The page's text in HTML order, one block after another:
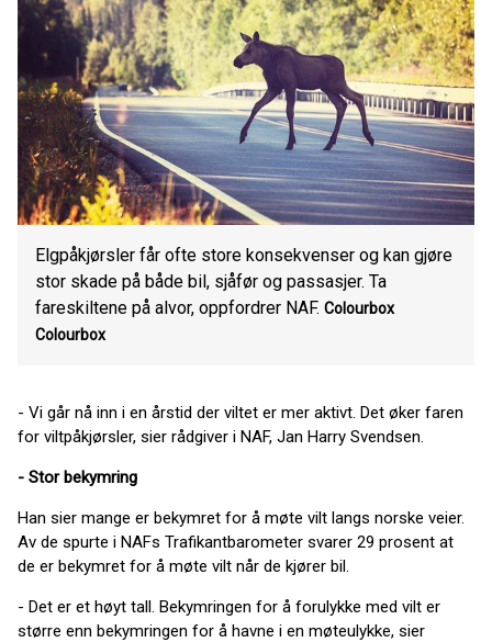
Elgpåkjørsler får ofte store konsekvenser og kan gjøre
stor skade på både bil, sjåfør og passasjer. Ta
fareskiltene på alvor, oppfordrer NAF. Colourbox
Colourbox
- Vi går nå inn i en årstid der viltet er mer aktivt. Det øker faren
for viltpåkjørsler, sier rådgiver i NAF, Jan Harry Svendsen.
- Stor bekymring
Han sier mange er bekymret for å møte vilt langs norske veier.
Av de spurte i NAFs Trafikantbarometer svarer 29 prosent at
de er bekymret for å møte vilt når de kjører bil.
- Det er et høyt tall. Bekymringen for å forulykke med vilt er
større enn bekymringen for å havne i en møteulykke, sier